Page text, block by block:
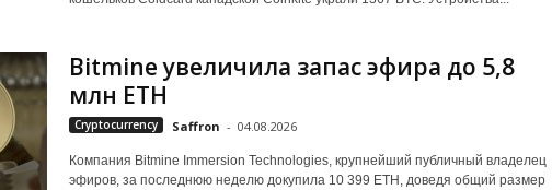
Bitmine увеличила запас эфира до 5,8
млн ETH
Cryptocurrency Saffron - 04.08.2026
Компания Bitmine Immersion Technologies, крупнейший публичный владелец
эфиров, за последнюю неделю докупила 10 399 ETH, доведя общий размер